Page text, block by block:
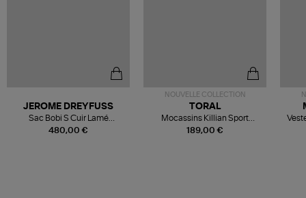
480,00 €
JEROME DREYFUSS
Sac Bobi S Cuir Lamé
Champagne
NOUVELLE COLLECTION
189,00 €
TORAL
Mocassins Killian Sport
Mousse